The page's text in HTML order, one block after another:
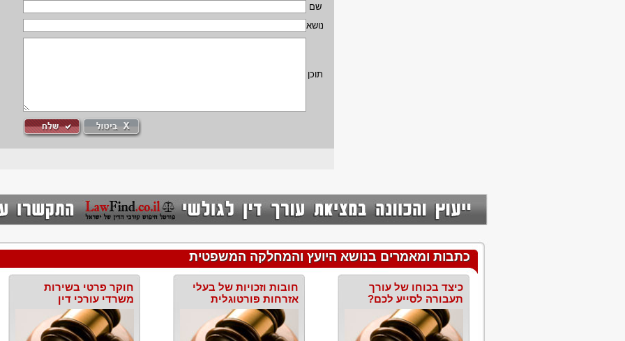
שם
נושא
תוכן
כתבות ומאמרים בנושא היועץ והמחלקה המשפטית
כיצד בכוחו של עורך
תעבורה לסייע לכם?
חובות וזכויות של בעלי
אזרחות פורטוגלית
חוקר פרטי בשירות
משרדי עורכי דין